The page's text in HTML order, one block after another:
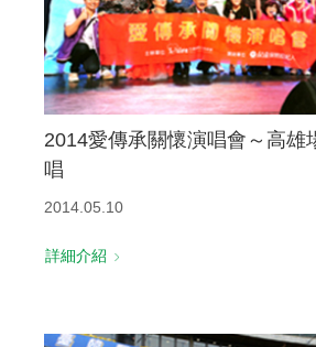
2014愛傳承關懷演唱會～高雄
唱
2014.05.10
詳細介紹